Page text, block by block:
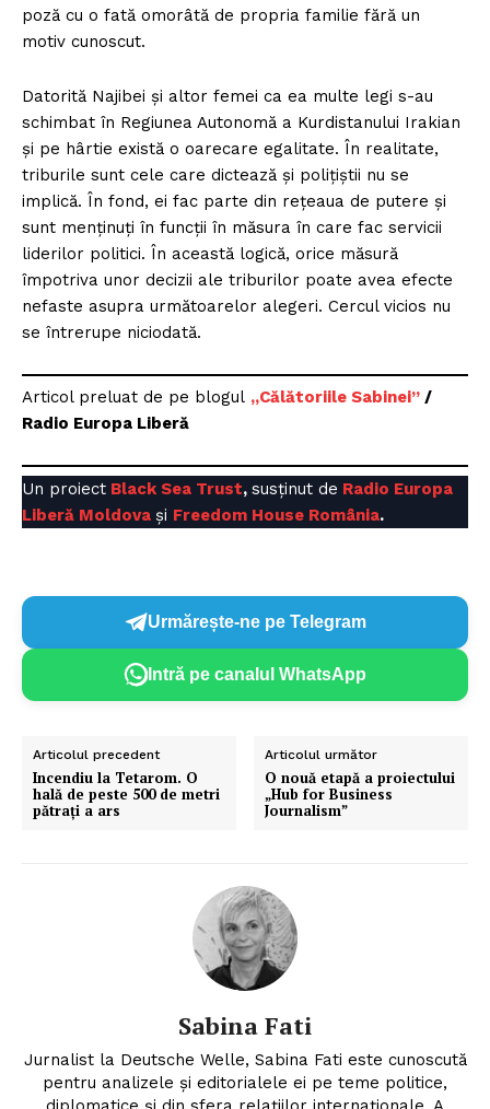
poză cu o fată omorâtă de propria familie fără un
motiv cunoscut.
Datorită Najibei și altor femei ca ea multe legi s-au
schimbat în Regiunea Autonomă a Kurdistanului Irakian
și pe hârtie există o oarecare egalitate. În realitate,
triburile sunt cele care dictează și polițiștii nu se
implică. În fond, ei fac parte din rețeaua de putere și
sunt menținuți în funcții în măsura în care fac servicii
liderilor politici. În această logică, orice măsură
împotriva unor decizii ale triburilor poate avea efecte
nefaste asupra următoarelor alegeri. Cercul vicios nu
se întrerupe niciodată.
Articol preluat de pe blogul „Călătoriile Sabinei” /
Radio Europa Liberă
Un proiect Black Sea Trust, susținut de Radio Europa
Liberă Moldova și Freedom House România.
Urmărește-ne pe Telegram
Intră pe canalul WhatsApp
Articolul precedent
Incendiu la Tetarom. O
hală de peste 500 de metri
pătrați a ars
Articolul următor
O nouă etapă a proiectului
„Hub for Business
Journalism”
Sabina Fati
Jurnalist la Deutsche Welle, Sabina Fati este cunoscută
pentru analizele şi editorialele ei pe teme politice,